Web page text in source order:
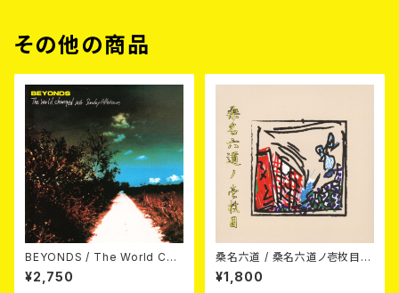
その他の商品
BEYONDS / The World Cha
nged Into Sunday Afternoo
n 10"＋CD＋DVD
¥2,750
桑名六道 / 桑名六道ノ壱枚目
(CD)
¥1,800